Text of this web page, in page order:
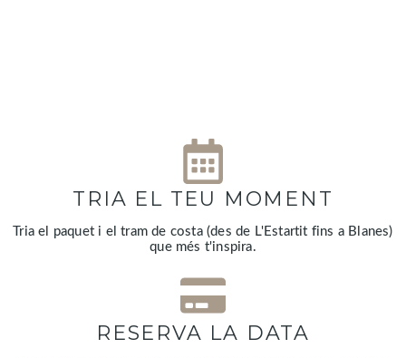
TRIA EL TEU MOMENT
Tria el paquet i el tram de costa (des de L'Estartit fins a Blanes)
que més t'inspira.
RESERVA LA DATA